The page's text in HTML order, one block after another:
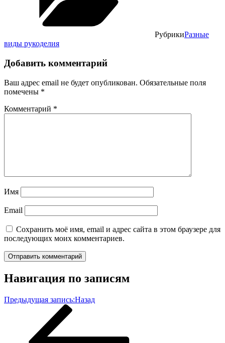
РубрикиРазные
виды рукоделия
Добавить комментарий
Ваш адрес email не будет опубликован. Обязательные поля
помечены *
Комментарий *
Имя
Email
Сохранить моё имя, email и адрес сайта в этом браузере для
последующих моих комментариев.
Навигация по записям
Предыдущая запись:Назад